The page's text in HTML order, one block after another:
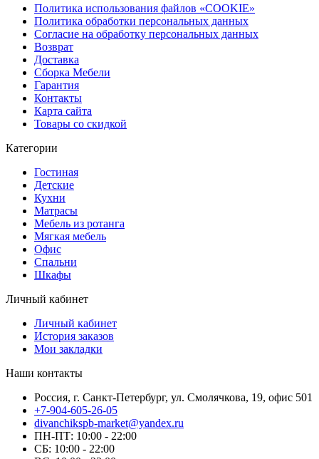
Политика использования файлов «COOKIE»
Политика обработки персональных данных
Согласие на обработку персональных данных
Возврат
Доставка
Сборка Мебели
Гарантия
Контакты
Карта сайта
Товары со скидкой
Категории
Гостиная
Детские
Кухни
Матрасы
Мебель из ротанга
Мягкая мебель
Офис
Спальни
Шкафы
Личный кабинет
Личный кабинет
История заказов
Мои закладки
Наши контакты
Россия, г. Санкт-Петербург, ул. Смолячкова, 19, офис 501
+7-904-605-26-05
divanchikspb-market@yandex.ru
ПН-ПТ: 10:00 - 22:00
СБ: 10:00 - 22:00